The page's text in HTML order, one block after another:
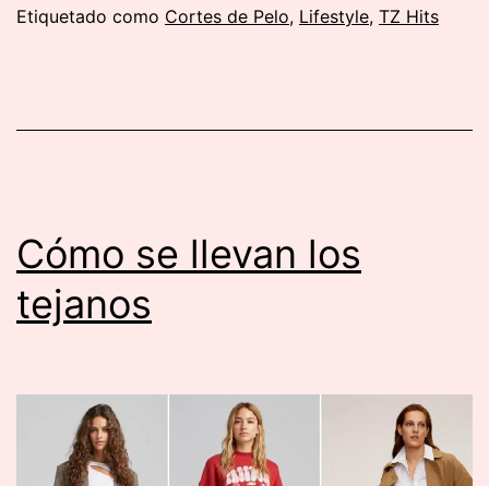
Pelo
y
ya
son
Etiquetado como Cortes de Pelo, Lifestyle, TZ Hits
Cómo se llevan los
tejanos